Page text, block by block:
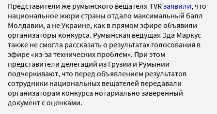
Представители же румынского вещателя TVRзаявили, что
национальное жюри страны отдало максимальный балл
Молдавии, а не Украине, как в прямом эфире объявили
организаторы конкурса. Румынская ведущая Эда Маркус
также не смогла рассказать о результатах голосования в
эфире «из-за технических проблем». При этом
представители делегаций из Грузии и Румынии
подчеркивают, что перед объявлением результатов
сотрудники национальных вещателей передавали
организаторам конкурса нотариально заверенный
документ с оценками.